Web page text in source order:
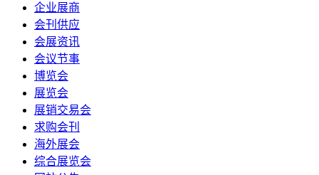
企业展商
会刊供应
会展资讯
会议节事
博览会
展览会
展销交易会
求购会刊
海外展会
综合展览会